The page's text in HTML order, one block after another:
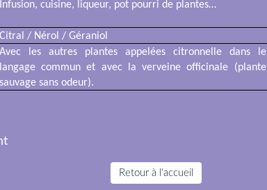
Infusion, cuisine, liqueur, pot pourri de plantes…
Citral / Nérol / Géraniol
Avec les autres plantes appelées citronnelle dans le
langage commun et avec la verveine officinale (plante
sauvage sans odeur).
Retour à l'accueil